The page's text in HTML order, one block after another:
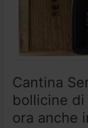
Cantina
bollicine di
ora anche
formato
Magnum